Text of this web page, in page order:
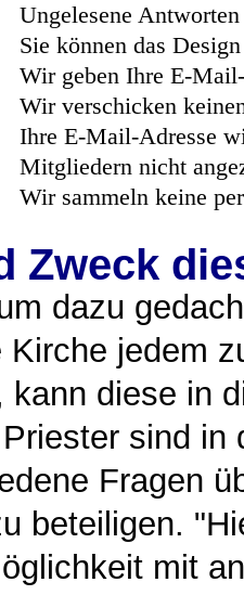
Ungelesene
Sie können das
Wir geben Ihre E-
Wir verschicken
Ihre E-Mail-Adresse
Mitgliedern nicht
Wir sammeln keine
Zweck
dazu
Kirche jedem
kann diese in
sind in
Fragen
beteiligen.
mit